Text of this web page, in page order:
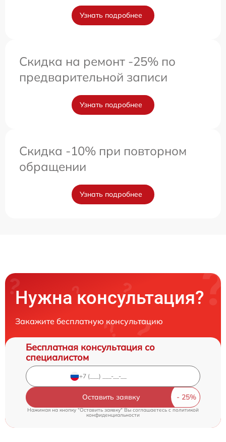
Узнать подробнее
Скидка на ремонт -25% по
предварительной записи
Узнать подробнее
Скидка -10% при повторном
обращении
Узнать подробнее
Нужна консультация?
Закажите бесплатную консультацию
Бесплатная консультация со
специалистом
Оставить заявку
Нажимая на кнопку "Оставить заявку" Вы соглашаетесь cполитикой
конфиденциальности